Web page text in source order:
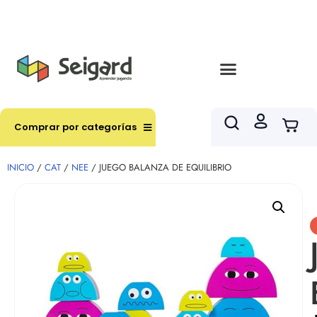
Comprar por categorías
INICIO / CAT / NEE / JUEGO BALANZA DE EQUILIBRIO